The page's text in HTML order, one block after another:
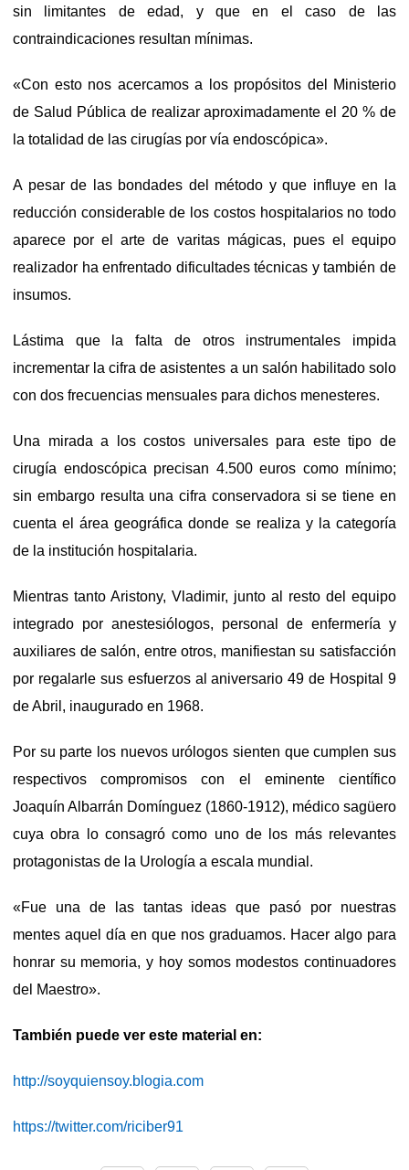
sin limitantes de edad, y que en el caso de las
contraindicaciones resultan mínimas.
«Con esto nos acercamos a los propósitos del Ministerio
de Salud Pública de realizar aproximadamente el 20 % de
la totalidad de las cirugías por vía endoscópica».
A pesar de las bondades del método y que influye en la
reducción considerable de los costos hospitalarios no todo
aparece por el arte de varitas mágicas, pues el equipo
realizador ha enfrentado dificultades técnicas y también de
insumos.
Lástima que la falta de otros instrumentales impida
incrementar la cifra de asistentes a un salón habilitado solo
con dos frecuencias mensuales para dichos menesteres.
Una mirada a los costos universales para este tipo de
cirugía endoscópica precisan 4.500 euros como mínimo;
sin embargo resulta una cifra conservadora si se tiene en
cuenta el área geográfica donde se realiza y la categoría
de la institución hospitalaria.
Mientras tanto Aristony, Vladimir, junto al resto del equipo
integrado por anestesiólogos, personal de enfermería y
auxiliares de salón, entre otros, manifiestan su satisfacción
por regalarle sus esfuerzos al aniversario 49 de Hospital 9
de Abril, inaugurado en 1968.
Por su parte los nuevos urólogos sienten que cumplen sus
respectivos compromisos con el eminente científico
Joaquín Albarrán Domínguez (1860-1912), médico sagüero
cuya obra lo consagró como uno de los más relevantes
protagonistas de la Urología a escala mundial.
«Fue una de las tantas ideas que pasó por nuestras
mentes aquel día en que nos graduamos. Hacer algo para
honrar su memoria, y hoy somos modestos continuadores
del Maestro».
También puede ver este material en:
http://soyquiensoy.blogia.com
https://twitter.com/riciber91